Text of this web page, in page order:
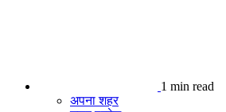
1 min read
अपना शहर